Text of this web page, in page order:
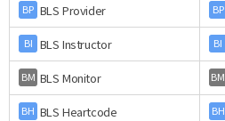
BP BLS Provider BP
BI BLS Instructor BI
BM BLS Monitor BM
BH BLS Heartcode BH